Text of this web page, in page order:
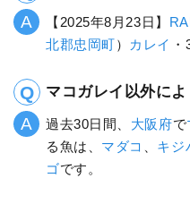
【2025年8月23日】
北郡忠岡町） カレイ
マコガレイ以外に
過去30日間、 大阪府で
る魚は、 マダコ キジ
ゴです。